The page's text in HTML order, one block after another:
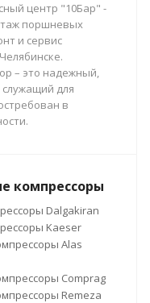
центр "10Бар" -
поршневых
и сервис
– это надежный,
для
в
компрессоры
Dalgakiran
Kaeser
Alas
Comprag
Remeza